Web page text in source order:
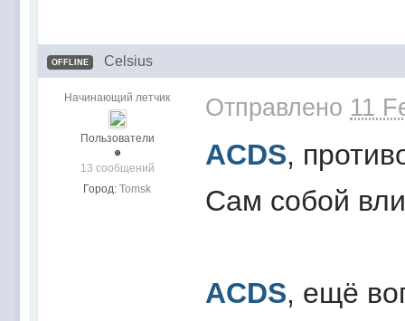
OFFLINE Celsius
Начинающий летчик
Пользователи
13 сообщений
Город: Tomsk
Отправлено 11
ACDS,
Сам собой
ACDS, ещё